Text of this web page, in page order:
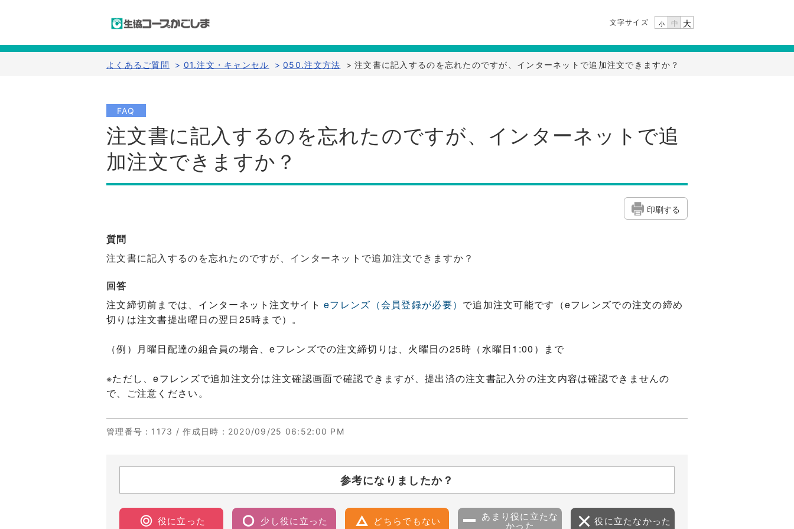
文字サイズ 小 中 大
よくあるご質問 > 01.注文・キャンセル > 050.注文方法 > 注文書に記入するのを忘れたのですが、インターネットで追加注文できますか？
FAQ
注文書に記入するのを忘れたのですが、インターネットで追
加注文できますか？
印刷する
質問
注文書に記入するのを忘れたのですが、インターネットで追加注文できますか？
回答
注文締切前までは、インターネット注文サイト eフレンズ（会員登録が必要） で追加注文可能です（eフレンズでの注文の締め
切りは注文書提出曜日の翌日25時まで）。
（例）月曜日配達の組合員の場合、eフレンズでの注文締切りは、火曜日の25時（水曜日1:00）まで
※ただし、eフレンズで追加注文分は注文確認画面で確認できますが、提出済の注文書記入分の注文内容は確認できませんの
で、ご注意ください。
管理番号 ：1173 /作成日時 ：2020/09/25 06:52:00 PM
参考になりましたか？
役に立った 少し役に立った どちらでもない
あまり役に立たな
かった
役に立たなかった